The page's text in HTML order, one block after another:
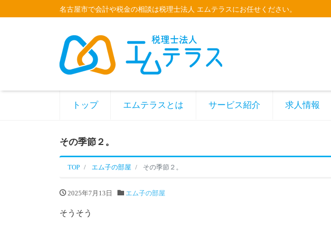
名古屋市で会計や税金の相談は税理士法人 エムテラスにお任せください。
トップ エムテラスとは サービス紹介 求人情報
その季節２。
TOP エム子の部屋 その季節２。
2025年7月13日 エム子の部屋
そうそう